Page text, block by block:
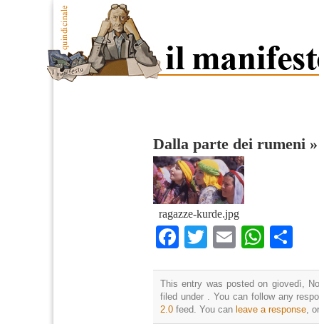
Dalla parte dei rumeni
ragazze-kurde.jpg
Facebook
Twitter
Email
This entry was posted on giovedì,
filed under . You can follow any
2.0 feed. You can leave a response ,